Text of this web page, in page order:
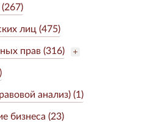
лиц (475)
прав (316)
анализ) (1)
бизнеса (23)